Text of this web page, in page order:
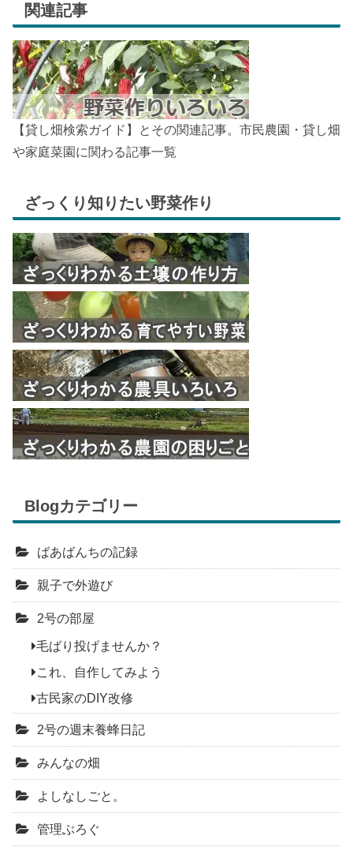
関連記事
【貸し畑検索ガイド】とその関連記事。市民農園・貸し畑
や家庭菜園に関わる記事一覧
ざっくり知りたい野菜作り
Blogカテゴリー
ばあばんちの記録
親子で外遊び
2号の部屋
毛ばり投げませんか？
これ、自作してみよう
古民家のDIY改修
2号の週末養蜂日記
みんなの畑
よしなしごと。
管理ぶろぐ